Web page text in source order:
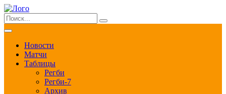
Новости
Матчи
Таблицы
Регби
Регби-7
Архив